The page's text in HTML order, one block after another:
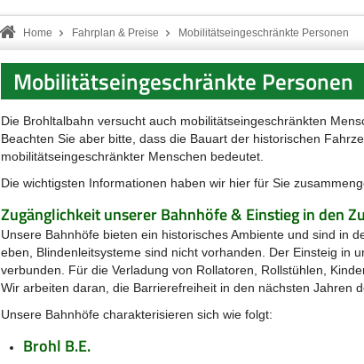
Home Fahrplan & Preise Mobilitätseingeschränkte Personen
Mobilitätseingeschränkte Personen
Die Brohltalbahn versucht auch mobilitätseingeschränkten
Beachten Sie aber bitte, dass die Bauart der historischen
mobilitätseingeschränkter Menschen bedeutet.
Die wichtigsten Informationen haben wir hier für Sie
Zugänglichkeit unserer Bahnhöfe & Einstieg in den
Unsere Bahnhöfe bieten ein historisches Ambiente und sind in
eben, Blindenleitsysteme sind nicht vorhanden. Der Einsteig in
verbunden. Für die Verladung von Rollatoren, Rollstühlen,
Wir arbeiten daran, die Barrierefreiheit in den nächsten Jahren
Unsere Bahnhöfe charakterisieren sich wie folgt:
Brohl B.E.